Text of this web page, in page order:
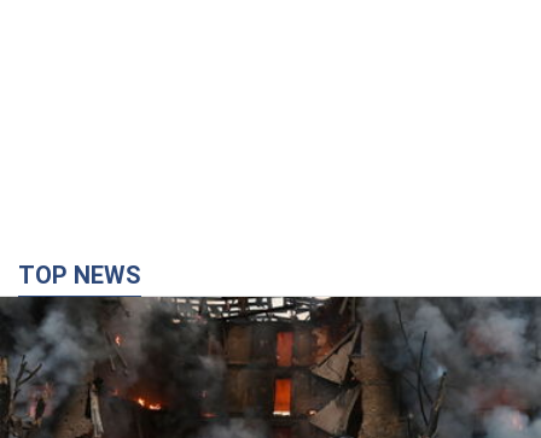
балістичних ракет, запущених по Україні
5 годин тому 55,9 т.
У Єкатеринбурзі атаковано склад Wildberries: є
влучання, піднявся дим. Фото і відео